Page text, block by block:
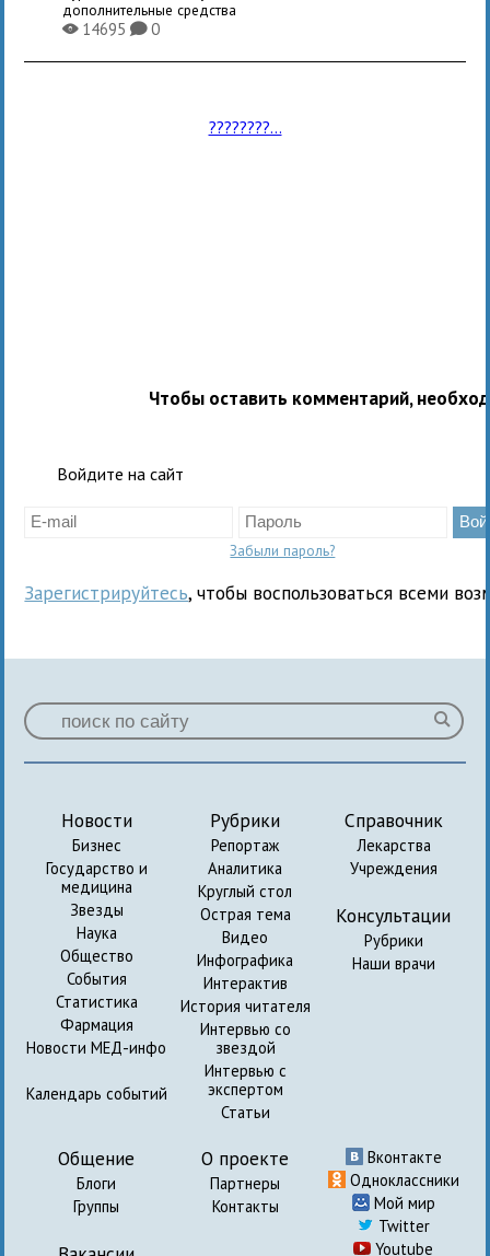
дополнительные средства
X14695K0
????????...
Чтобы оставить комментарий,
Войдите на сайт
Забыли пароль?
Зарегистрируйтесь, чтобы воспользоваться всеми
Новости
Бизнес
Государство и
медицина
Звезды
Наука
Общество
События
Статистика
Фармация
Новости МЕД-инфо
Календарь событий
Рубрики
Репортаж
Аналитика
Круглый стол
Острая тема
Видео
Инфографика
Интерактив
История читателя
Интервью со
звездой
Интервью с
экспертом
Статьи
Справочник
Лекарства
Учреждения
Консультации
Рубрики
Наши врачи
Общение
Блоги
Группы
О проекте
Партнеры
Контакты
Вконтакте
Одноклассники
Мой мир
Twitter
Youtube